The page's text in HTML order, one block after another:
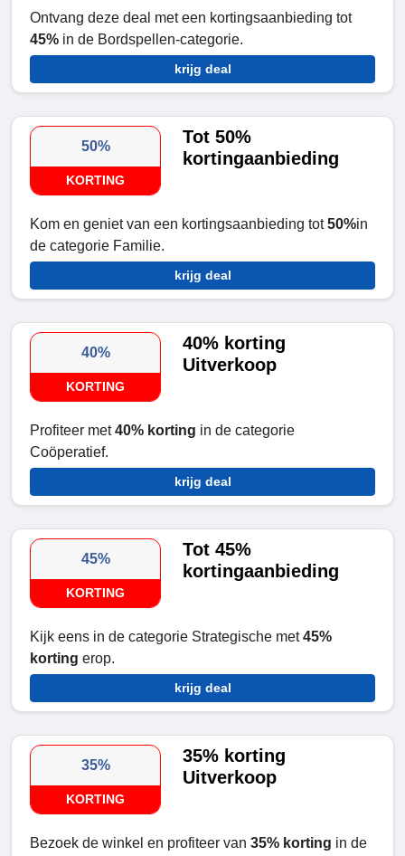
Ontvang deze deal met een kortingsaanbieding tot
45% in de Bordspellen-categorie.
krijg deal
50%
KORTING
Tot 50%
kortingaanbieding
Kom en geniet van een kortingsaanbieding tot50%in
de categorie Familie.
krijg deal
40%
KORTING
40% korting
Uitverkoop
Profiteer met40% korting in de categorie
Coöperatief.
krijg deal
45%
KORTING
Tot 45%
kortingaanbieding
Kijk eens in de categorie Strategische met45%
korting erop.
krijg deal
35%
KORTING
35% korting
Uitverkoop
Bezoek de winkel en profiteer van 35% korting in de